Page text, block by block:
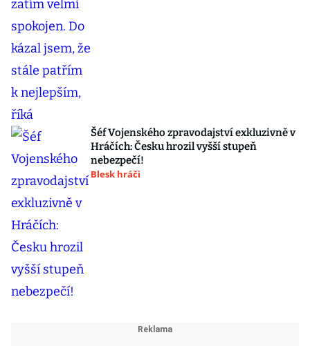
Šéf Vojenského zpravodajství exkluzivně v
Hráčích: Česku hrozil vyšší stupeň
nebezpečí!
Blesk hráči